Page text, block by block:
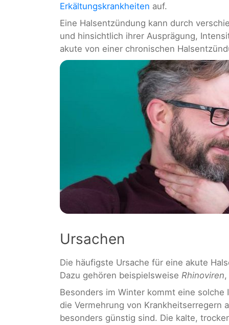
Erkältungskrankheiten auf.
Eine Halsentzündung kann durch
und hinsichtlich ihrer Ausprägung,
akute von einer chronischen
Ursachen
Die häufigste Ursache für eine akute
Dazu gehören beispielsweise Rhinoviren,
Besonders im Winter kommt eine
die Vermehrung von Krankheitserregern
besonders günstig sind. Die kalte,